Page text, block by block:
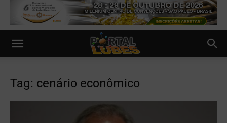
Tag: cenário econômico